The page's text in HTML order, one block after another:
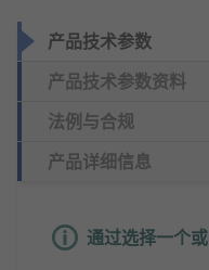
产品技术参数
产品技术参数资料
法例与合规
产品详细信息
通过选择一个